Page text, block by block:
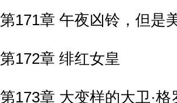
第171章 午夜凶铃，但是
第172章 绯红女皇
第173章 大变样的大卫·格